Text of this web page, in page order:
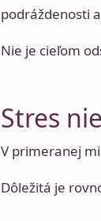
podráždenosti
Nie je cieľom
Stres
V primeranej
Dôležitá je